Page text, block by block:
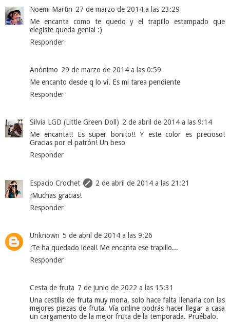
Noemi Martin 27 de marzo de 2014 a las 23:29
Me encanta como te quedo y el trapillo estampado que
elegiste queda genial :)
Responder
Anónimo 29 de marzo de 2014 a las 0:59
Me encanto desde q lo ví. Es mi tarea pendiente
Responder
Silvia LGD (Little Green Doll) 2 de abril de 2014 a las 9:14
Me encanta!! Es super bonito!! Y este color es precioso!
Gracias por el patrón! Un beso
Responder
Espacio Crochet
2 de abril de 2014 a las 21:21
¡Muchas gracias!
Responder
Unknown 5 de abril de 2014 a las 9:26
¡Te ha quedado ideal! Me encanta ese trapillo...
Responder
Cesta de fruta 7 de junio de 2022 a las 15:31
Una cestilla de fruta muy mona, solo hace falta llenarla con las
mejores piezas de fruta. Vía online podrás hacer llegar a casa
un cargamento de la mejor fruta de la temporada. Pruébalo.